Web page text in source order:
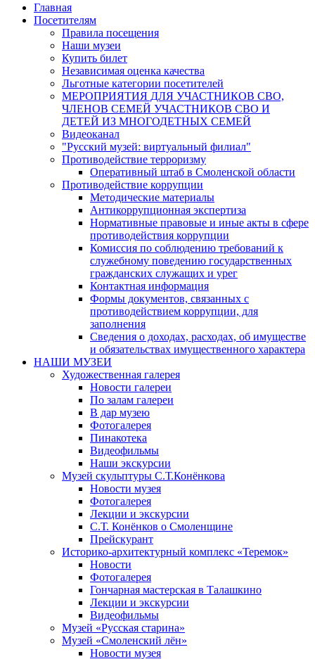
Главная
Посетителям
Правила посещения
Наши музеи
Купить билет
Независимая оценка качества
Льготные категории посетителей
МЕРОПРИЯТИЯ ДЛЯ УЧАСТНИКОВ СВО,
ЧЛЕНОВ СЕМЕЙ УЧАСТНИКОВ СВО И
ДЕТЕЙ ИЗ МНОГОДЕТНЫХ СЕМЕЙ
Видеоканал
"Русский музей: виртуальный филиал"
Противодействие терроризму
Оперативный штаб в Смоленской области
Противодействие коррупции
Методические материалы
Антикоррупционная экспертиза
Нормативные правовые и иные акты в сфере
противодействия коррупции
Комиссия по соблюдению требований к
служебному поведению государственных
гражданских служащих и урег
Контактная информация
Формы документов, связанных с
противодействием коррупции, для
заполнения
Сведения о доходах, расходах, об имуществе
и обязательствах имущественного характера
НАШИ МУЗЕИ
Художественная галерея
Новости галереи
По залам галереи
В дар музею
Фотогалерея
Пинакотека
Видеофильмы
Наши экскурсии
Музей скульптуры С.Т.Конёнкова
Новости музея
Фотогалерея
Лекции и экскурсии
С.Т. Конёнков о Смоленщине
Прейскурант
Историко-архитектурный комплекс «Теремок»
Новости
Фотогалерея
Гончарная мастерская в Талашкино
Лекции и экскурсии
Видеофильмы
Музей «Русская старина»
Музей «Смоленский лён»
Новости музея